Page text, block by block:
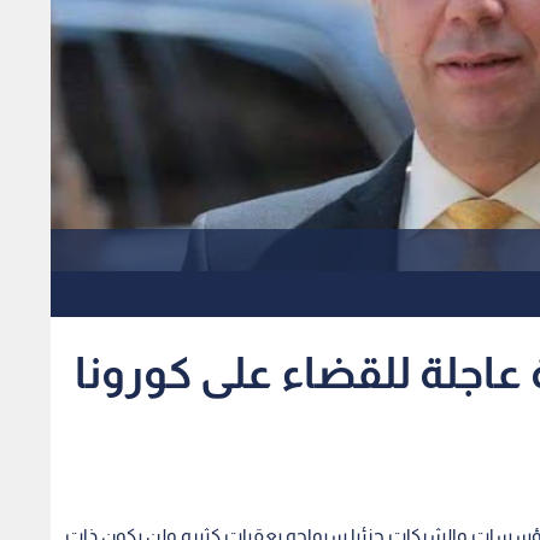
للقضاء على كورونا
والشركات جزئيا سيواجه بعقبات كثيره ولن يكون ذات